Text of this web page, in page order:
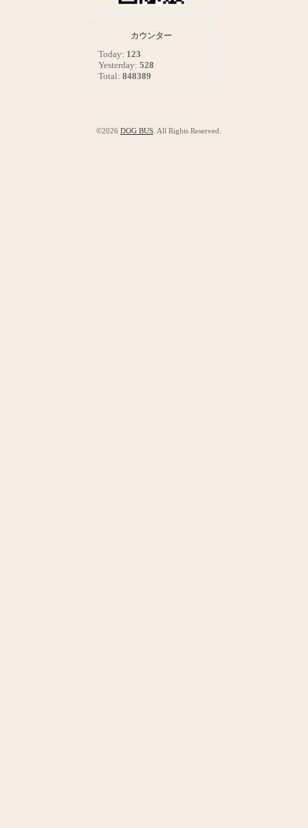
カウンター
Today: 123
Yesterday: 528
Total: 848389
©2026 DOG BUS . All Rights Reserved.